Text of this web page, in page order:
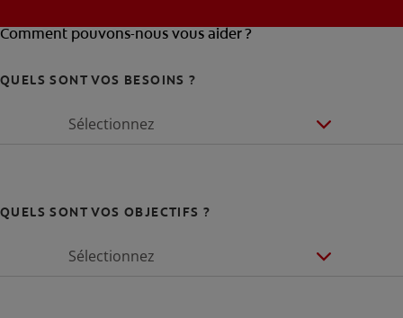
Comment pouvons-nous vous aider ?
QUELS SONT VOS BESOINS ?
Sélectionnez
QUELS SONT VOS OBJECTIFS ?
Sélectionnez